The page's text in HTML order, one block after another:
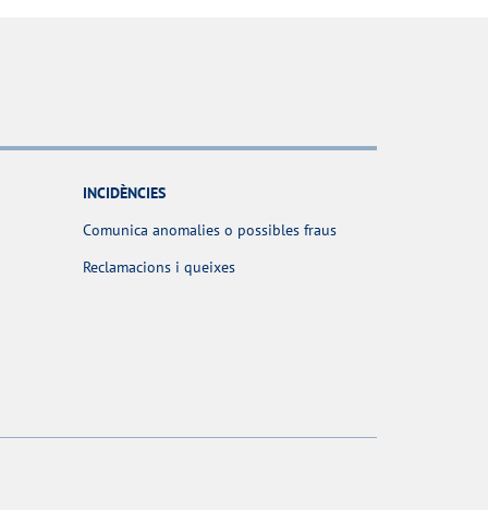
INCIDÈNCIES
Comunica anomalies o possibles fraus
Reclamacions i queixes